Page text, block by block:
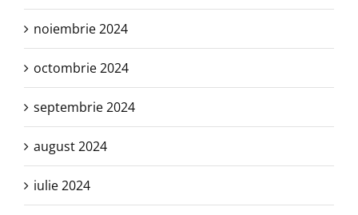
noiembrie 2024
octombrie 2024
septembrie 2024
august 2024
iulie 2024